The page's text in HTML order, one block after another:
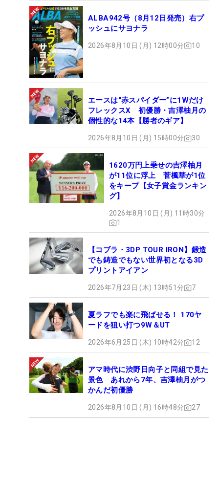
ALBA942号（8月12日発売）右プ
ッシュにサヨナラ
2026年8月10日 (月) 12時00分 10
エースは“赤スパイダー”に1Wだけ
フレックスX 初優勝・吉澤柚月の
個性的な14本【勝者のギア】
2026年8月10日 (月) 15時00分 30
1620万円上乗せの吉澤柚月
が11位に浮上 菅楓華が1位
をキープ【女子賞金ランキン
グ】
2026年8月10日 (月) 11時30分
1
【コブラ・3DP TOUR IRON】鍛造
でも鋳造でもない世界初となる3D
プリントアイアン
2026年7月23日 (木) 13時51分 7
夏ラフでも楽に飛ばせる！ 170ヤ
ードを狙い打つ9W＆UT
2026年6月25日 (木) 10時42分 12
アマ時代に渋野日向子と同組で見た
景色 あれから7年、吉澤柚月がつ
かんだ初優勝
2026年8月10日 (月) 16時48分 27